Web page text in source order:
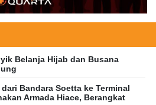
Belanja Hijab dan Busana
Bandara Soetta ke Terminal
Armada Hiace, Berangkat